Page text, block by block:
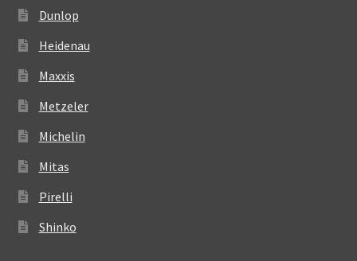
Dunlop
Heidenau
Maxxis
Metzeler
Michelin
Mitas
Pirelli
Shinko